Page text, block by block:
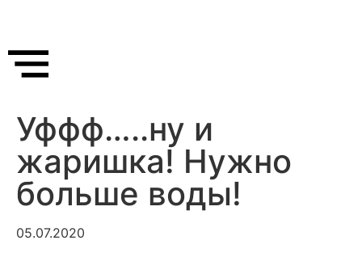
Уффф…..ну и
жаришка! Нужно
больше воды!
05.07.2020